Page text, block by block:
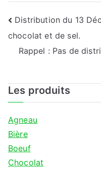
Navigation
de
Distribution du 13
chocolat et de sel.
Rappel : Pas de
Les produits
Agneau
Bière
Boeuf
Chocolat